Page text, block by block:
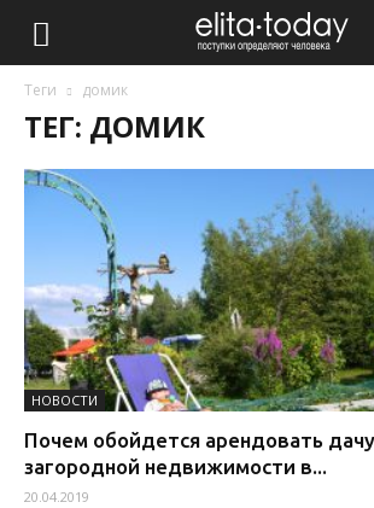
Теги домик
ТЕГ: ДОМИК
НОВОСТИ
Почем обойдется арендовать
загородной недвижимости в...
20.04.2019